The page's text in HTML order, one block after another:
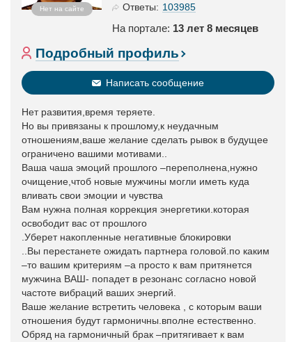
Нет на сайте
Ответы: 103985
На портале: 13 лет 8 месяцев
Подробный профиль
Написать сообщение
Нет развития,время теряете.
Но вы привязаны к прошлому,к неудачным
отношениям,ваше желание сделать рывок в будущее
ограничено вашими мотивами..
Ваша чаша эмоций прошлого –переполнена,нужно
очищение,чтоб новые мужчины могли иметь куда
вливать свои эмоции и чувства
Вам нужна полная коррекция энергетики.которая
освободит вас от прошлого
.Уберет накопленные негативные блокировки
..Вы перестанете ожидать партнера головой.по каким
–то вашим критериям –а просто к вам притянется
мужчина ВАШ- попадет в резонанс согласно новой
частоте вибраций ваших энергий.
Ваше желание встретить человека , с которым ваши
отношения будут гармоничны.вполне естественно.
Обряд на гармоничный брак –притягивает к вам